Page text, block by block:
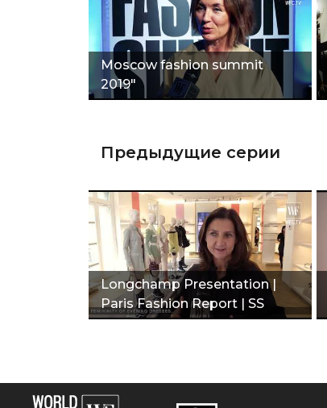
Moscow fashion summit
2019"
Предыдущие серии
Longchamp Presentation |
Paris Fashion Report | SS
2020"